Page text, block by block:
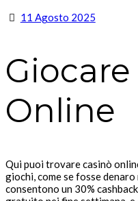
11 Agosto 2025
Online
Qui puoi trovare casinò
giochi, come se fosse
consentono un 30%